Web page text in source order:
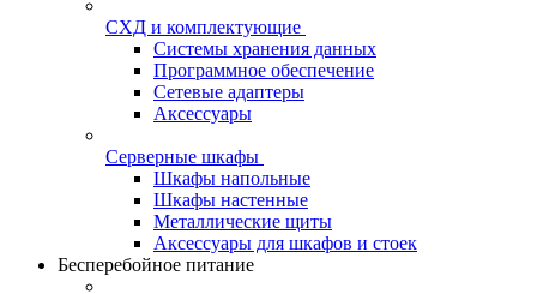
СХД и комплектующие
Системы хранения данных
Программное обеспечение
Сетевые адаптеры
Аксессуары
Серверные шкафы
Шкафы напольные
Шкафы настенные
Металлические щиты
Аксессуары для шкафов и стоек
Бесперебойное питание